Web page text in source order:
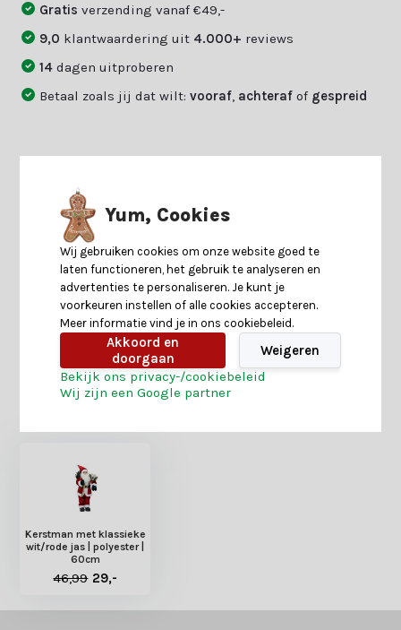
Gratisverzending vanaf €49,-
9,0 klantwaardering uit 4.000+ reviews
14dagen uitproberen
Betaal zoals jij dat wilt:vooraf achteraf of gespreid
Specificaties
Reviews
Heb je nog interesse in deze recent bekeken
Kerstman met klassieke
wit/rode jas | polyester |
60cm
46,99 29,-
Yum, Cookies
Wij gebruiken cookies om onze website goed te
laten functioneren, het gebruik te analyseren en
advertenties te personaliseren. Je kunt je
voorkeuren instellen of alle cookies accepteren.
Meer informatie vind je in ons cookiebeleid.
Akkoord en
doorgaan
Weigeren
Bekijk ons privacy-/cookiebeleid
Wij zijn een Google partner